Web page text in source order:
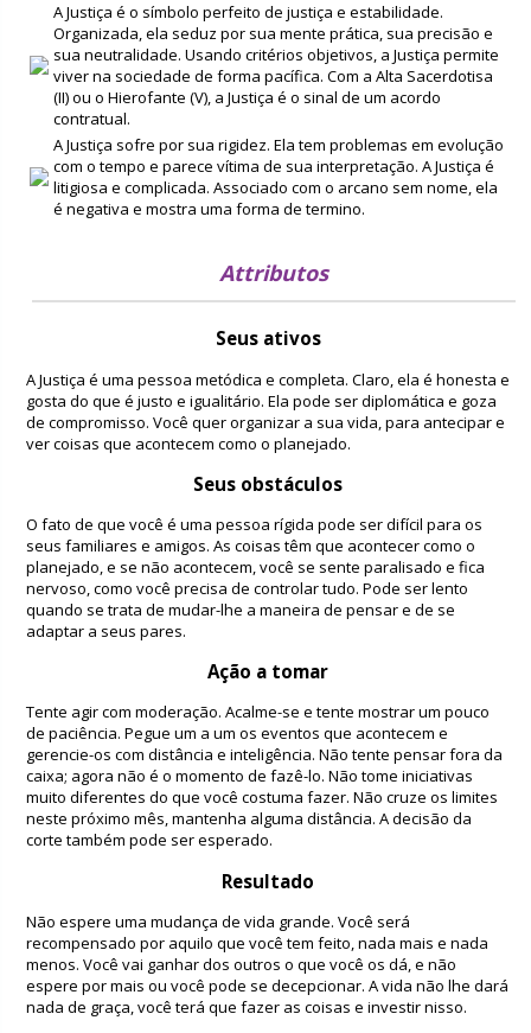
A Justiça é o símbolo perfeito de justiça e estabilidade.
Organizada, ela seduz por sua mente prática, sua precisão e
sua neutralidade. Usando critérios objetivos, a Justiça permite
viver na sociedade de forma pacífica. Com a Alta Sacerdotisa
(II) ou o Hierofante (V), a Justiça é o sinal de um acordo
contratual.
A Justiça sofre por sua rigidez. Ela tem problemas em evolução
com o tempo e parece vítima de sua interpretação. A Justiça é
litigiosa e complicada. Associado com o arcano sem nome, ela
é negativa e mostra uma forma de termino.
Attributos
Seus ativos
A Justiça é uma pessoa metódica e completa. Claro, ela é honesta e
gosta do que é justo e igualitário. Ela pode ser diplomática e goza
de compromisso. Você quer organizar a sua vida, para antecipar e
ver coisas que acontecem como o planejado.
Seus obstáculos
O fato de que você é uma pessoa rígida pode ser difícil para os
seus familiares e amigos. As coisas têm que acontecer como o
planejado, e se não acontecem, você se sente paralisado e fica
nervoso, como você precisa de controlar tudo. Pode ser lento
quando se trata de mudar-lhe a maneira de pensar e de se
adaptar a seus pares.
Ação a tomar
Tente agir com moderação. Acalme-se e tente mostrar um pouco
de paciência. Pegue um a um os eventos que acontecem e
gerencie-os com distância e inteligência. Não tente pensar fora da
caixa; agora não é o momento de fazê-lo. Não tome iniciativas
muito diferentes do que você costuma fazer. Não cruze os limites
neste próximo mês, mantenha alguma distância. A decisão da
corte também pode ser esperado.
Resultado
Não espere uma mudança de vida grande. Você será
recompensado por aquilo que você tem feito, nada mais e nada
menos. Você vai ganhar dos outros o que você os dá, e não
espere por mais ou você pode se decepcionar. A vida não lhe dará
nada de graça, você terá que fazer as coisas e investir nisso.